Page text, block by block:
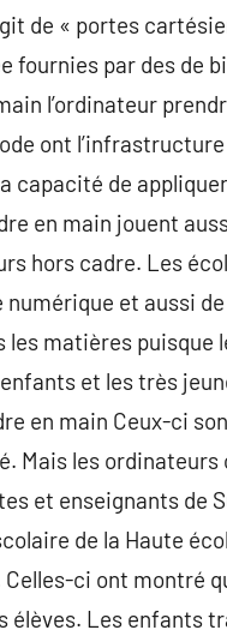
de « portes
fournies par des de
l’ordinateur
ont
capacité de
en main jouent
hors cadre. Les
et aussi
matières puisque
et les très
en main Ceux-ci
Mais les
et enseignants de
de la Haute
Celles-ci ont montré
Les enfants